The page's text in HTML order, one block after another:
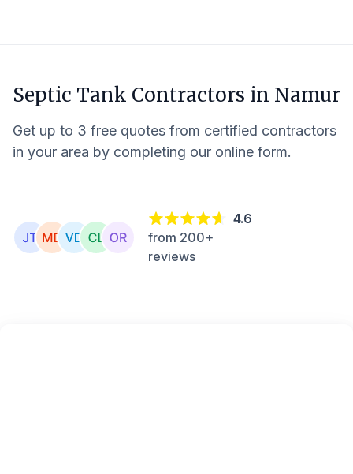
Septic Tank Contractors in Namur
Get up to 3 free quotes from certified contractors
in your area by completing our online form.
4.6
from 200+
reviews